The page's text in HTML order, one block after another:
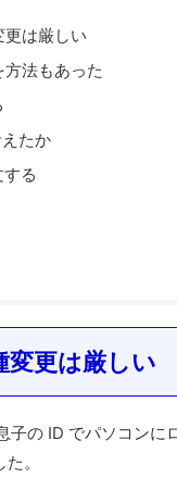
は厳しい
法もあった
たか
る
変更は厳しい
子の ID でパソコンに
。